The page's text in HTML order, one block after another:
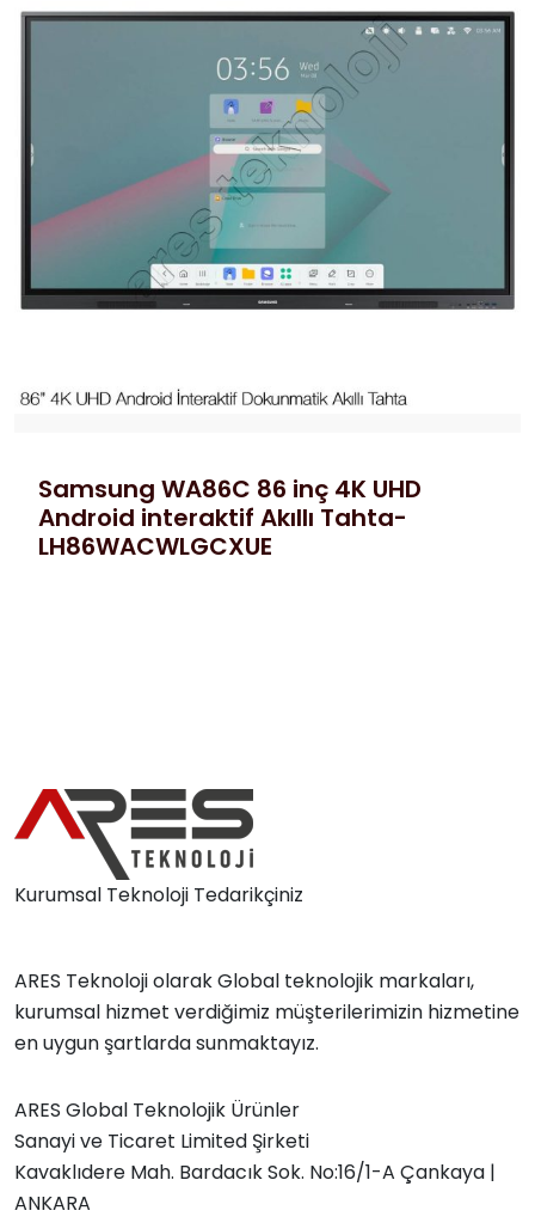
Samsung WA86C 86 inç 4K UHD
Android interaktif Akıllı Tahta-
LH86WACWLGCXUE
Kurumsal Teknoloji Tedarikçiniz
ARES Teknoloji olarak Global teknolojik markaları,
kurumsal hizmet verdiğimiz müşterilerimizin hizmetine
en uygun şartlarda sunmaktayız.
ARES Global Teknolojik Ürünler
Sanayi ve Ticaret Limited Şirketi
Kavaklıdere Mah. Bardacık Sok. No:16/1-A Çankaya |
ANKARA